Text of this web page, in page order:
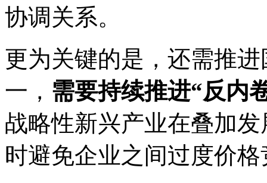
协调关系。
更为关键的是，还需推
一， 需要持续推进“反内
战略性新兴产业在叠加
时避免企业之间过度价